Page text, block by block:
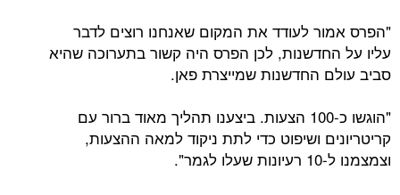
"הפרס אמור לעודד את המקום שאנחנו רוצים לדבר
עליו על החדשנות, לכן הפרס היה קשור בתערוכה שהיא
סביב עולם החדשנות שמייצרת פאן.
"הוגשו כ-100 הצעות. ביצענו תהליך מאוד ברור עם
קריטריונים ושיפוט כדי לתת ניקוד למאה ההצעות,
וצמצמנו ל-10 רעיונות שעלו לגמר".